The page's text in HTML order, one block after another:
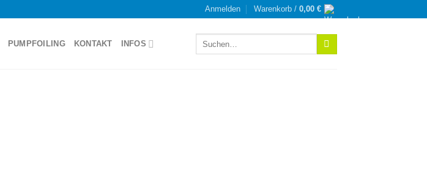
Anmelden Warenkorb / 0,00 €
PUMPFOILING KONTAKT INFOS